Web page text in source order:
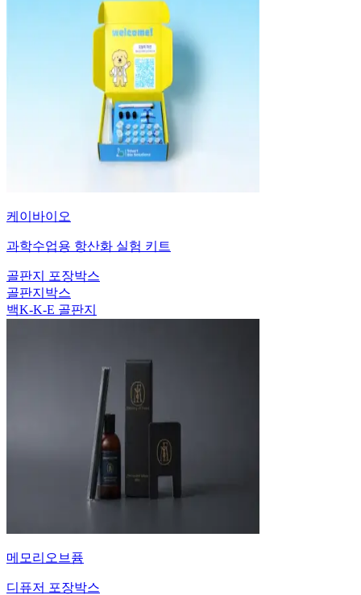
케이바이오
과학수업용 항산화 실험 키트
골판지 포장박스
골판지박스
백K-K-E 골판지
메모리오브퓸
디퓨저 포장박스